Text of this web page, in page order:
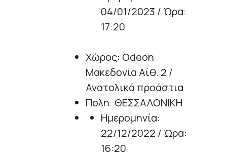
04/01/2023 / Ώρα:
17:20
Χώρος: Odeon
Μακεδονία Αίθ. 2 /
Ανατολικά προάστια
Πολη: ΘΕΣΣΑΛΟΝΙΚΗ
Ημερομηνία:
22/12/2022 / Ώρα:
16:20